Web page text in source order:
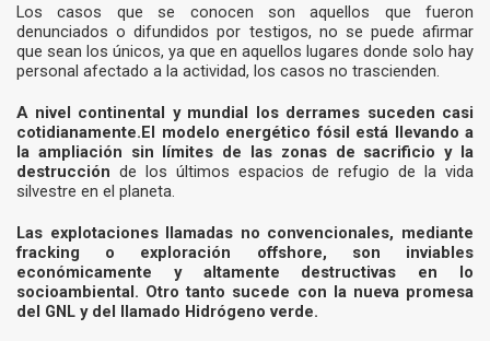
Los casos que se conocen son aquellos que fueron
denunciados o difundidos por testigos, no se puede afirmar
que sean los únicos, ya que en aquellos lugares donde solo hay
personal afectado a la actividad, los casos no trascienden.
A nivel continental y mundial los derrames suceden casi
cotidianamente.El modelo energético fósil está llevando a
la ampliación sin límites de las zonas de sacrificio y la
destrucción de los últimos espacios de refugio de la vida
silvestre en el planeta.
Las explotaciones llamadas no convencionales, mediante
fracking o exploración offshore, son inviables
económicamente y altamente destructivas en lo
socioambiental. Otro tanto sucede con la nueva promesa
del GNL y del llamado Hidrógeno verde.